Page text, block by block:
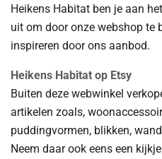
Heikens Habitat ben je aan
uit om door onze webshop te
inspireren door ons aanbod.
Heikens Habitat op Etsy
Buiten deze webwinkel
artikelen zoals,
puddingvormen, blikken,
Neem daar ook eens een